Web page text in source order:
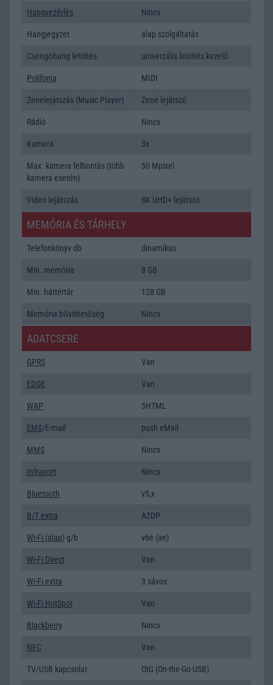
Hangvezérlés Nincs
Hangjegyzet alap szolgáltatás
Csengőhang letöltés univerzális letöltés kezelõ
Polifonia MIDI
Zenelejátszás (Music Player) Zene lejátszó
Rádió Nincs
Kamera 3x
Max. kamera felbontás (több
kamera esetén)
50 Mpixel
Video lejátszás 8K UHD+ lejátszó
MEMÓRIA ÉS TÁRHELY
Telefonkönyv db dinamikus
Min. memória 8 GB
Min. háttértár 128 GB
Memória bővíthetőség Nincs
ADATCSERE
GPRS Van
EDGE Van
WAP 5HTML
EMS/E-mail push eMail
MMS Nincs
Infraport Nincs
Bluetooth v5,x
B/T extra A2DP
Wi-Fi (alap) g/b v6e (ae)
Wi-Fi Direct Van
Wi-Fi extra 3 sávos
Wi-Fi HotSpot Van
Blackberry Nincs
NFC Van
TV/USB kapcsolat OtG (On-the-Go USB)